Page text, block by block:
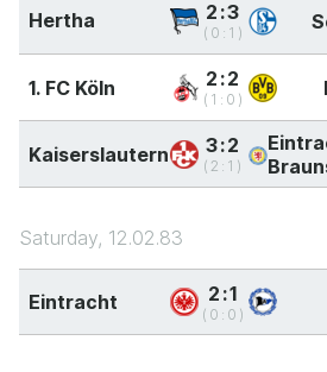
Hertha 2:3
(0:1)
1. FC Köln 2:2
(1:0)
Kaiserslautern 3:2
(2:1)
Saturday, 12.02.83
Eintracht 2:1
(0:0)